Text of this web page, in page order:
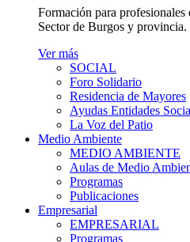
Formación para profesionales
Sector de Burgos y provincia.
Ver más
SOCIAL
Foro Solidario
Residencia de Mayores
Ayudas Entidades
La Voz del Patio
Medio Ambiente
MEDIO AMBIENTE
Aulas de Medio
Programas
Publicaciones
Empresarial
EMPRESARIAL
Programas